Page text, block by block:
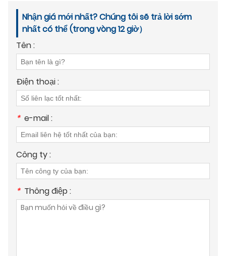
Nhận giá mới nhất? Chúng tôi sẽ trả lời sớm
nhất có thể (trong vòng 12 giờ）
Tên :
Điện thoại :
* e-mail :
Công ty :
* Thông điệp :